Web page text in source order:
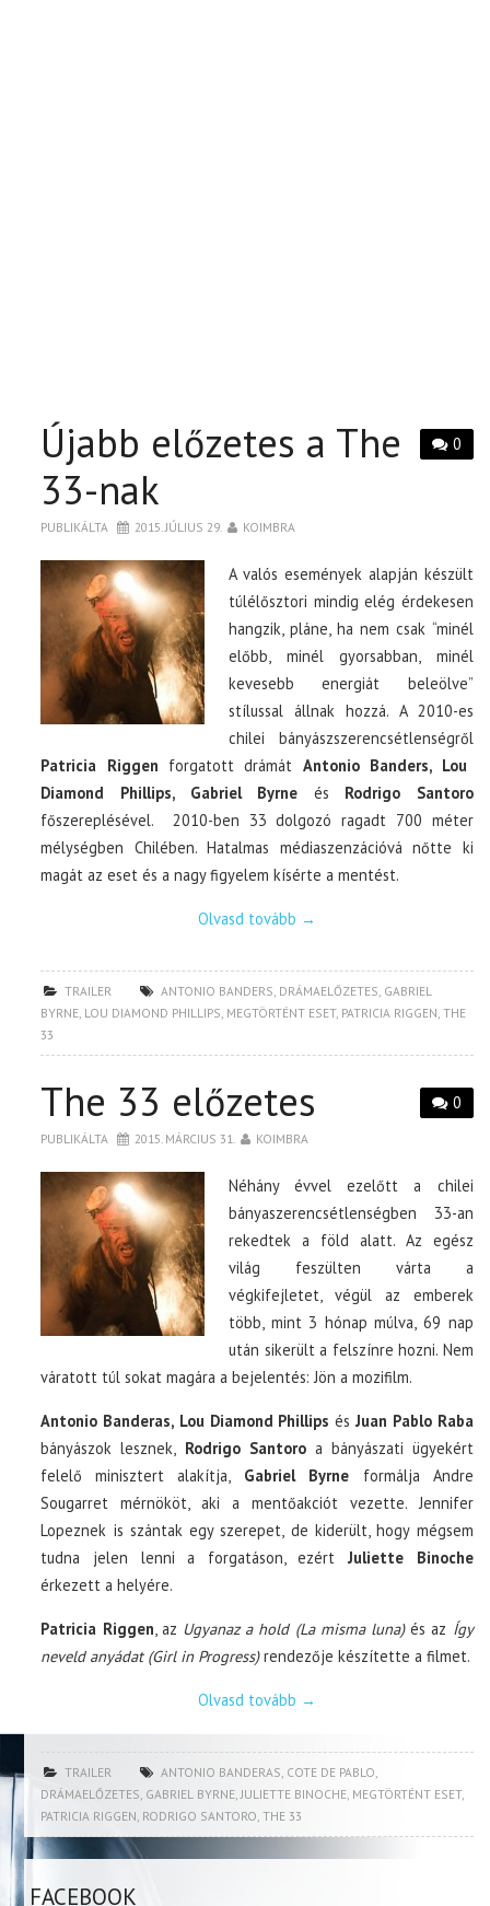
0
Újabb előzetes a The
33-nak
PUBLIKÁLTA 2015. JÚLIUS 29. KOIMBRA
A valós események alapján készült
túlélősztori mindig elég érdekesen
hangzik, pláne, ha nem csak “minél
előbb, minél gyorsabban, minél
kevesebb energiát beleölve”
stílussal állnak hozzá. A 2010-es
chilei bányászszerencsétlenségről
Patricia Riggen forgatott drámát Antonio Banders, Lou
Diamond Phillips, Gabriel Byrne és Rodrigo Santoro
főszereplésével. 2010-ben 33 dolgozó ragadt 700 méter
mélységben Chilében. Hatalmas médiaszenzációvá nőtte ki
magát az eset és a nagy figyelem kísérte a mentést.
Olvasd tovább →
TRAILER ANTONIO BANDERS, DRÁMAELŐZETES, GABRIEL
BYRNE, LOU DIAMOND PHILLIPS, MEGTÖRTÉNT ESET, PATRICIA RIGGEN,THE
33
0
The 33 előzetes
PUBLIKÁLTA 2015. MÁRCIUS 31. KOIMBRA
Néhány évvel ezelőtt a chilei
bányaszerencsétlenségben 33-an
rekedtek a föld alatt. Az egész
világ feszülten várta a
végkifejletet, végül az emberek
több, mint 3 hónap múlva, 69 nap
után sikerült a felszínre hozni. Nem
váratott túl sokat magára a bejelentés: Jön a mozifilm.
Antonio Banderas, Lou Diamond Phillips és Juan Pablo Raba
bányászok lesznek, Rodrigo Santoroa bányászati ügyekért
felelő minisztert alakítja, Gabriel Byrne formálja Andre
Sougarret mérnököt, aki a mentőakciót vezette. Jennifer
Lopeznek is szántak egy szerepet, de kiderült, hogy mégsem
tudna jelen lenni a forgatáson, ezért Juliette Binoche
érkezett a helyére.
Patricia Riggen, az Ugyanaz a hold (La misma luna)és az Így
neveld anyádat (Girl in Progress)rendezője készítette a filmet.
Olvasd tovább →
TRAILER ANTONIO BANDERAS, COTE DE PABLO,
DRÁMAELŐZETES, GABRIEL BYRNE,JULIETTE BINOCHE, MEGTÖRTÉNT ESET,
PATRICIA RIGGEN, RODRIGO SANTORO,THE 33
FACEBOOK